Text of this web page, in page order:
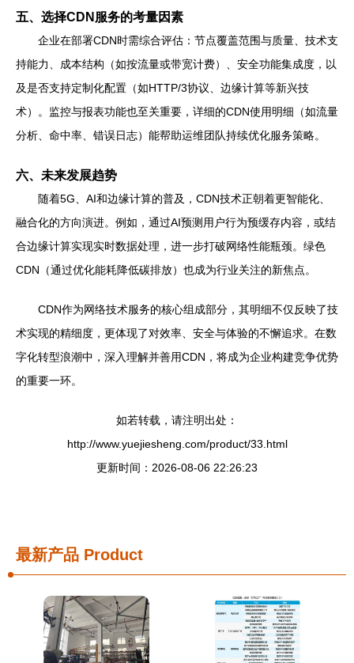
五、选择CDN服务的考量因素
企业在部署CDN时需综合评估：节点覆盖范围与质量、技术支
持能力、成本结构（如按流量或带宽计费）、安全功能集成度，以
及是否支持定制化配置（如HTTP/3协议、边缘计算等新兴技
术）。监控与报表功能也至关重要，详细的CDN使用明细（如流量
分析、命中率、错误日志）能帮助运维团队持续优化服务策略。
六、未来发展趋势
随着5G、AI和边缘计算的普及，CDN技术正朝着更智能化、
融合化的方向演进。例如，通过AI预测用户行为预缓存内容，或结
合边缘计算实现实时数据处理，进一步打破网络性能瓶颈。绿色
CDN（通过优化能耗降低碳排放）也成为行业关注的新焦点。
CDN作为网络技术服务的核心组成部分，其明细不仅反映了技
术实现的精细度，更体现了对效率、安全与体验的不懈追求。在数
字化转型浪潮中，深入理解并善用CDN，将成为企业构建竞争优势
的重要一环。
如若转载，请注明出处：
http://www.yuejiesheng.com/product/33.html
更新时间：2026-08-06 22:26:23
最新产品 Product